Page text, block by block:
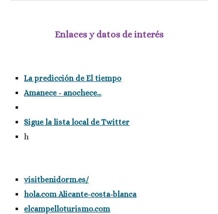
Enlaces y datos de interés
La predicción de El tiempo
Amanece - anochece...
Sigue la lista local de Twitter
h
visitbenidorm.es/
hola.com Alicante-costa-blanca
elcampelloturismo.com